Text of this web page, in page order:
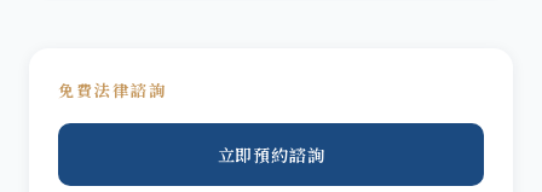
免費法律諮詢
立即預約諮詢